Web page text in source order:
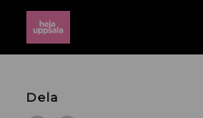
Dela